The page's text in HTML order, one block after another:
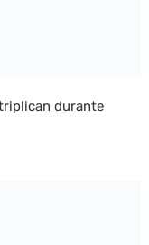
durante